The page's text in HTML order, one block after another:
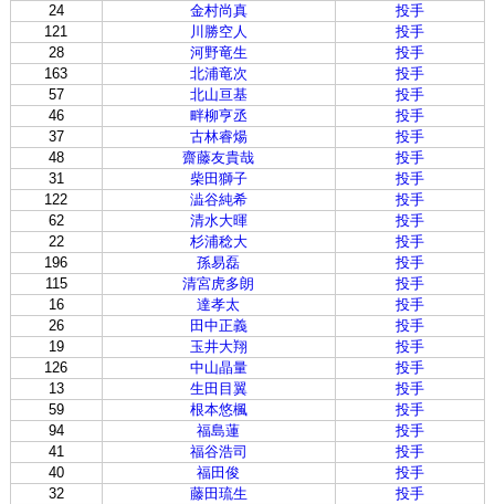
24
金村尚真
投手
121
川勝空人
投手
28
河野竜生
投手
163
北浦竜次
投手
57
北山亘基
投手
46
畔柳亨丞
投手
37
古林睿煬
投手
48
齋藤友貴哉
投手
31
柴田獅子
投手
122
澁谷純希
投手
62
清水大暉
投手
22
杉浦稔大
投手
196
孫易磊
投手
115
清宮虎多朗
投手
16
達孝太
投手
26
田中正義
投手
19
玉井大翔
投手
126
中山晶量
投手
13
生田目翼
投手
59
根本悠楓
投手
94
福島蓮
投手
41
福谷浩司
投手
40
福田俊
投手
32
藤田琉生
投手